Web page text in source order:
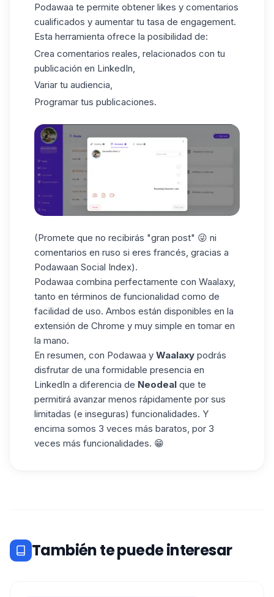
Podawaa te permite obtener likes y comentarios
cualificados y aumentar tu tasa de engagement.
Esta herramienta ofrece la posibilidad de:
Crea comentarios reales, relacionados con tu
publicación en LinkedIn,
Variar tu audiencia,
Programar tus publicaciones.
(Promete que no recibirás "gran post" 😜 ni
comentarios en ruso si eres francés, gracias a
Podawaan Social Index).
Podawaa combina perfectamente con Waalaxy,
tanto en términos de funcionalidad como de
facilidad de uso. Ambos están disponibles en la
extensión de Chrome y muy simple en tomar en
la mano.
En resumen, con Podawaa y Waalaxy podrás
disfrutar de una formidable presencia en
LinkedIn a diferencia de Neodeal que te
permitirá avanzar menos rápidamente por sus
limitadas (e inseguras) funcionalidades. Y
encima somos 3 veces más baratos, por 3
veces más funcionalidades. 😁
También te puede interesar